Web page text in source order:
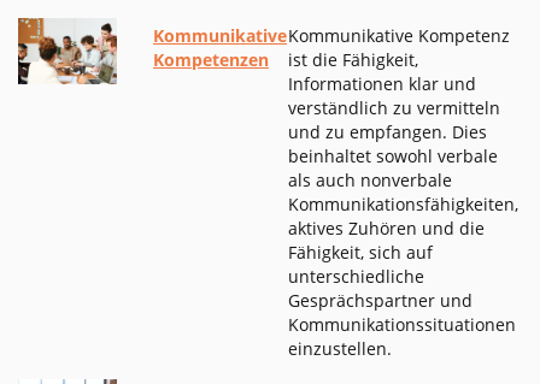
Kommunikative
Kompetenzen
Kommunikative Kompetenz
ist die Fähigkeit,
Informationen klar und
verständlich zu vermitteln
und zu empfangen. Dies
beinhaltet sowohl verbale
als auch nonverbale
Kommunikationsfähigkeiten,
aktives Zuhören und die
Fähigkeit, sich auf
unterschiedliche
Gesprächspartner und
Kommunikationssituationen
einzustellen.